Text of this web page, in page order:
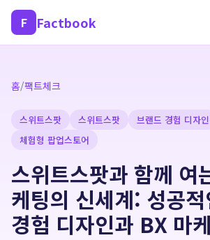
F Factbook
홈/팩트체크
스위트스팟 스위트스팟 브랜드 경험 디자인
체험형 팝업스토어
스위트스팟과 함께 여
케팅의 신세계: 성공
경험 디자인과 BX 마